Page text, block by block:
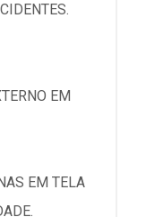
EM
EM TELA